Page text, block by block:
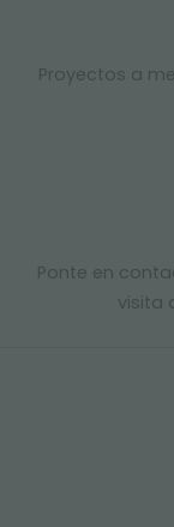
Proyectos a
Ponte en
visita